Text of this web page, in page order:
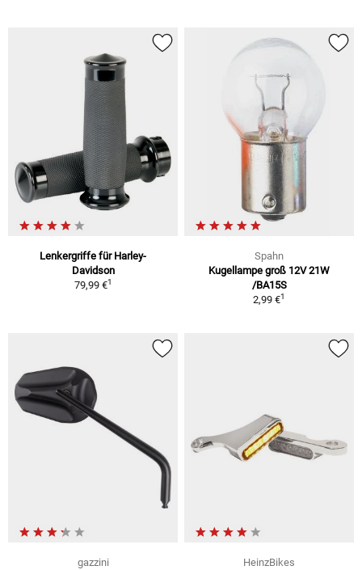
Lenkergriffe für Harley-
Davidson
79,99 €1
Spahn
Kugellampe groß 12V 21W
/BA15S
2,99 €1
gazzini
HeinzBikes